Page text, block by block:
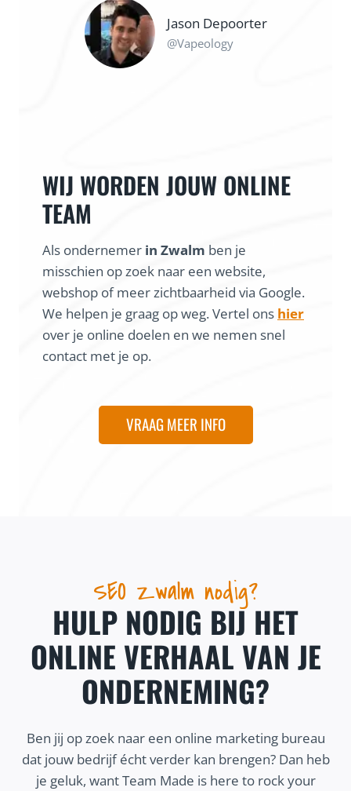
WIJ WORDEN JOUW ONLINE
TEAM
Als ondernemer in Zwalm ben je
misschien op zoek naar een website,
webshop of meer zichtbaarheid via Google.
We helpen je graag op weg. Vertel ons hier
over je online doelen en we nemen snel
contact met je op.
VRAAG MEER INFO
SEO Zwalm nodig?
HULP NODIG BIJ HET
ONLINE VERHAAL VAN JE
ONDERNEMING?
Ben jij op zoek naar een online marketing bureau
dat jouw bedrijf écht verder kan brengen? Dan heb
je geluk, want Team Made is here to rock your